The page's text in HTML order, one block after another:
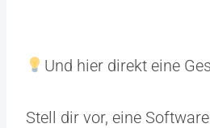
Und hier direkt eine
Stell dir vor, eine